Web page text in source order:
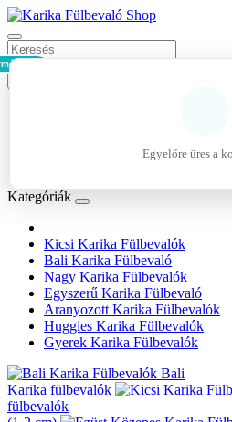
- 0Ft
Egyelőre üres a
Kategóriák
Kicsi Karika Fülbevalók
Bali Karika Fülbevaló
Nagy Karika Fülbevalók
Egyszerű Karika Fülbevaló
Aranyozott Karika Fülbevalók
Huggies Karika Fülbevalók
Gyerek Karika Fülbevalók
Bali
Karika fülbevalók
fülbevalók